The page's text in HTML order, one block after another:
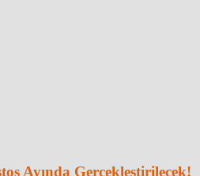
Ayında Gerçekleştirilecek!